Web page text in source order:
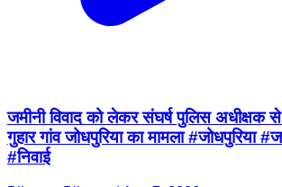
जमीनी विवाद को लेकर संघर्ष पुलिस अधीक्षक
गुहार गांव जोधपुरिया का मामला #जोधपुरिया
#निवाई